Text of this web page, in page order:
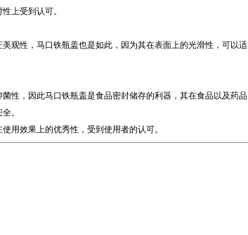
上受到认可。
性，马口铁瓶盖也是如此，因为其在表面上的光滑性，可以适
，因此马口铁瓶盖是食品密封储存的利器，其在食品以及药品
。
效果上的优秀性，受到使用者的认可。